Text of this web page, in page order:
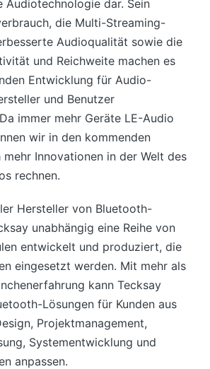
Audiotechnologie dar. Sein
die Multi-Streaming-
Audioqualität sowie die
und Reichweite machen es
Entwicklung für Audio-
und Benutzer
immer mehr Geräte LE-Audio
wir in den kommenden
Innovationen in der Welt des
rechnen.
Hersteller von Bluetooth-
unabhängig eine Reihe von
entwickelt und produziert, die
eingesetzt werden. Mit mehr als
kann Tecksay
Lösungen für Kunden aus
Projektmanagement,
Systementwicklung und
anpassen.